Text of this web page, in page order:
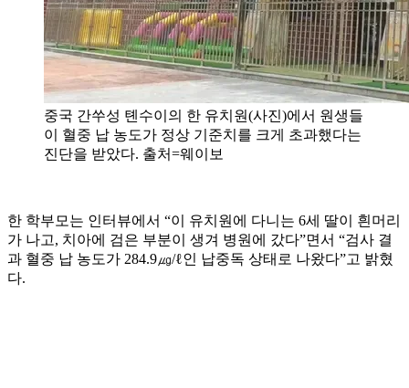
중국 간쑤성 톈수이의 한 유치원(사진)에서 원생들
이 혈중 납 농도가 정상 기준치를 크게 초과했다는
진단을 받았다. 출처=웨이보
한 학부모는 인터뷰에서 “이 유치원에 다니는 6세 딸이 흰머리
가 나고, 치아에 검은 부분이 생겨 병원에 갔다”면서 “검사 결
과 혈중 납 농도가 284.9㎍/ℓ인 납중독 상태로 나왔다”고 밝혔
다.